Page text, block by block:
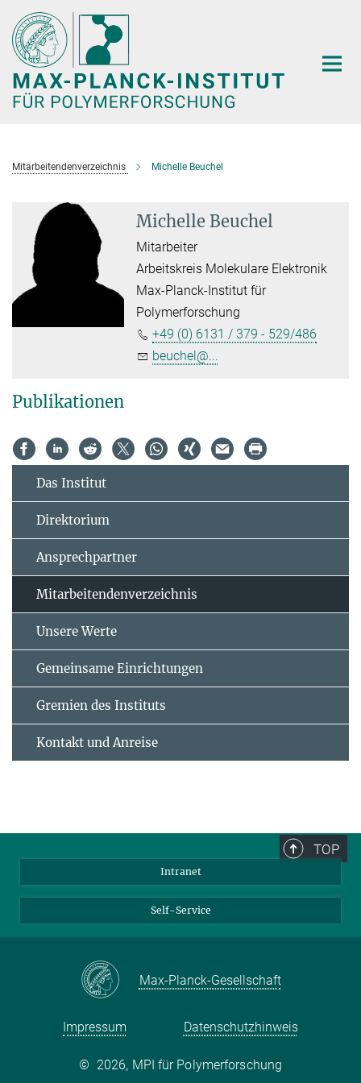
Hauptinhalt
Mitarbeitendenverzeichnis Michelle Beuchel
Michelle Beuchel
Mitarbeiter
Arbeitskreis Molekulare Elektronik
Max-Planck-Institut für
Polymerforschung
+49 (0) 6131 / 379 - 529/486
beuchel@...
Publikationen
Das Institut
Direktorium
Ansprechpartner
Mitarbeitendenverzeichnis
Unsere Werte
Gemeinsame Einrichtungen
Gremien des Instituts
Kontakt und Anreise
TOP
Intranet
Self-Service
Max-Planck-Gesellschaft
Impressum Datenschutzhinweis
© 2026, MPI für Polymerforschung